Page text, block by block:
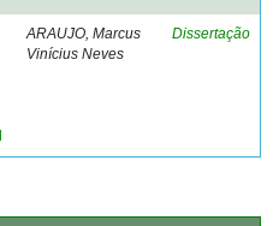
ARAUJO, Marcus
Vinícius Neves
Dissertação